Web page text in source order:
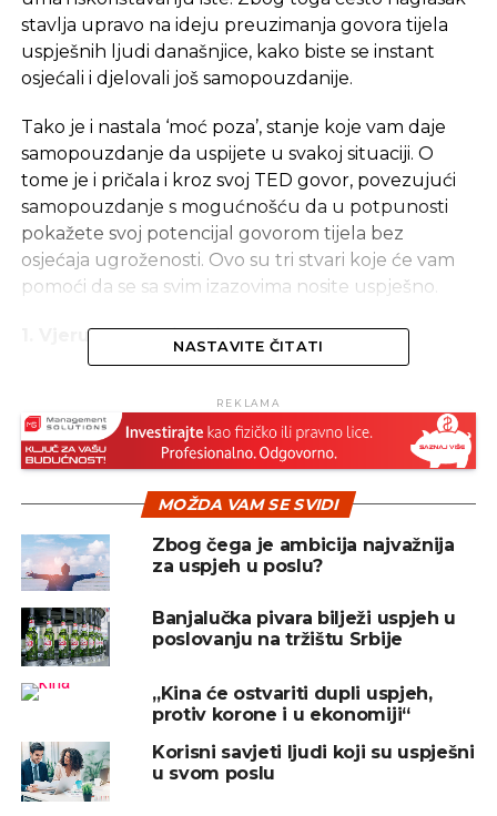
stavlja upravo na ideju preuzimanja govora tijela
uspješnih ljudi današnjice, kako biste se instant
osjećali i djelovali još samopouzdanije.
Tako je i nastala ‘moć poza’, stanje koje vam daje
samopouzdanje da uspijete u svakoj situaciji. O
tome je i pričala i kroz svoj TED govor, povezujući
samopouzdanje s mogućnošću da u potpunosti
pokažete svoj potencijal govorom tijela bez
osjećaja ugroženosti. Ovo su tri stvari koje će vam
pomoći da se sa svim izazovima nosite uspješno.
1. Vjerujte u svoju priču
vjerovati u sebe i svoju priču.
Kroz svoju knjigu, Amy je pokazala rezultate testa
kroz koji su tri neovisna suca pogledala tri
intervjua. Ono što su najviše cijenili kod kandidata
su stav, samopouzdanje i uvjerljivost. Ovo su
karakteristike koje vas čine autentičnim, stvarnim i
pouzdanim.
2. Budite samopouzdani bez da budete i
arogantni
Budite otvoreni za povratne informacije i
komentare. Uvijek poslušajte i drugu perspektivu i
ne koristite aroganciju za prekrivanje nesigurnosti.
Budite tu za druge i čujte i njihov pogled na stvari.
NASTAVITE ČITATI
REKLAMA
MOŽDA VAM SE SVIDI
Zbog čega je ambicija najvažnija
za uspjeh u poslu?
Banjalučka pivara bilježi uspjeh u
poslovanju na tržištu Srbije
„Kina će ostvariti dupli uspjeh,
protiv korone i u ekonomiji“
Korisni savjeti ljudi koji su uspješni
u svom poslu